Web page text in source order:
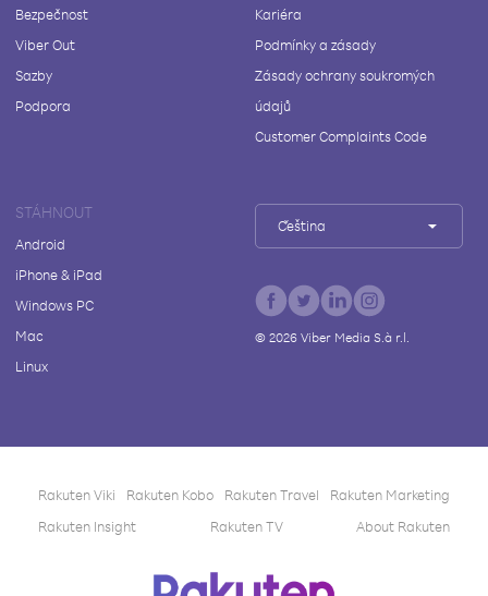
Bezpečnost
Viber Out
Sazby
Podpora
Kariéra
Podmínky a zásady
Zásady ochrany soukromých
údajů
Customer Complaints Code
STÁHNOUT
Android
iPhone & iPad
Windows PC
Mac
Linux
Čeština
© 2026Viber Media S.à r.l.
Rakuten Viki Rakuten Kobo Rakuten Travel
Rakuten Marketing
Rakuten Insight
Rakuten TV About Rakuten